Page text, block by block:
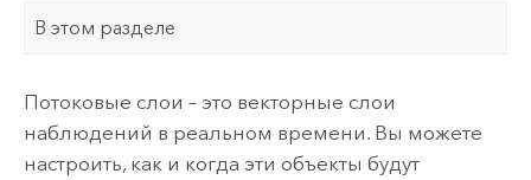
В этом разделе
Потоковые слои – это векторные слои
наблюдений в реальном времени. Вы можете
настроить, как и когда эти объекты будут